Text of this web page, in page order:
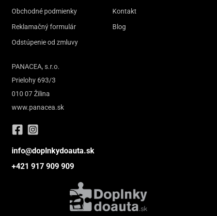
Obchodné podmienky
Reklamačný formulár
Odstúpenie od zmluvy
Kontakt
Blog
PANACEA, s.r.o.
Prielohy 693/3
010 07 Žilina
www.panacea.sk
info@doplnkydoauta.sk
+421 917 909 909